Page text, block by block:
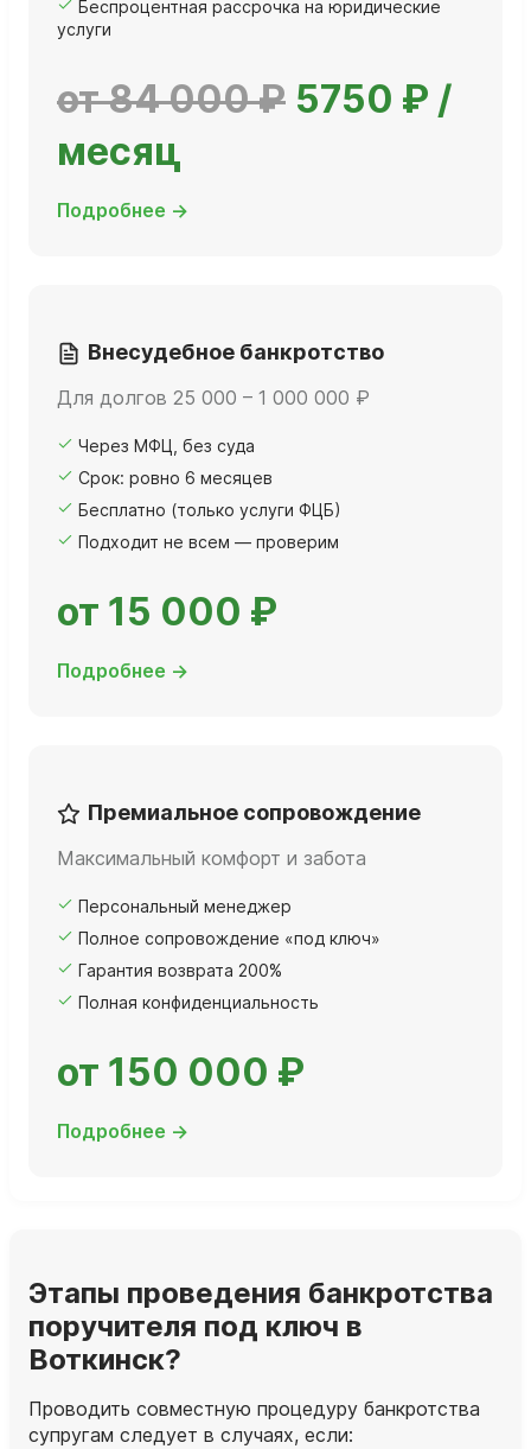
Беспроцентная рассрочка на юридические
услуги
от 84 000 ₽ 5750 ₽ /
месяц
Подробнее →
Внесудебное банкротство
Для долгов 25 000 – 1 000 000 ₽
Через МФЦ, без суда
Срок: ровно 6 месяцев
Бесплатно (только услуги ФЦБ)
Подходит не всем — проверим
от 15 000 ₽
Подробнее →
Премиальное сопровождение
Максимальный комфорт и забота
Персональный менеджер
Полное сопровождение «под ключ»
Гарантия возврата 200%
Полная конфиденциальность
от 150 000 ₽
Подробнее →
Этапы проведения банкротства
поручителя под ключ в
Воткинск?
Проводить совместную процедуру банкротства
супругам следует в случаях, если: